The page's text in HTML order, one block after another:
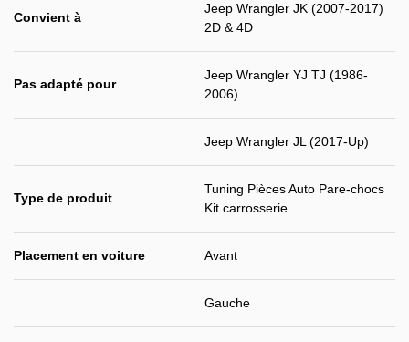
Convient à
Jeep Wrangler JK (2007-2017)
2D & 4D
Pas adapté pour
Jeep Wrangler YJ TJ (1986-
2006)
Jeep Wrangler JL (2017-Up)
Type de produit
Tuning Pièces Auto Pare-chocs
Kit carrosserie
Placement en voiture Avant
Gauche